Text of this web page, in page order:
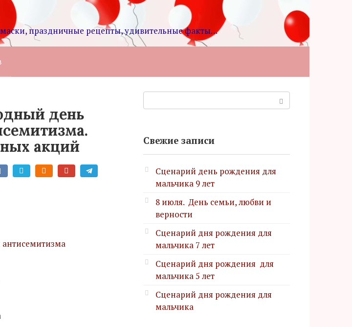
праздничные рецепты, удивительные факты…
день
акций
Свежие записи
Сценарий день рождения для
мальчика 9 лет
8 июля. День семьи, любви и
верности
Сценарий дня рождения для
мальчика 7 лет
Сценарий дня рождения для
мальчика 5 лет
Сценарий дня рождения для
мальчика